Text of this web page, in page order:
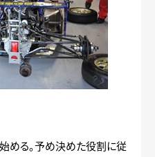
める。予め決めた役割に従